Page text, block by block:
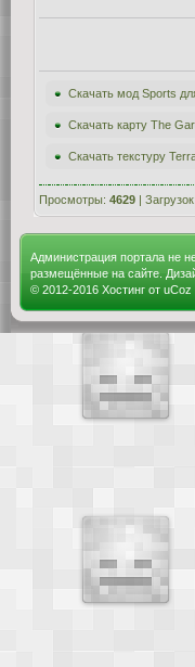
Скачать мод Sports
Скачать карту The
Скачать текстуру
Просмотры: 4629 | Загрузок:
Администрация портала не
размещённые на сайте.
© 2012-2016 Хостинг от uCoz